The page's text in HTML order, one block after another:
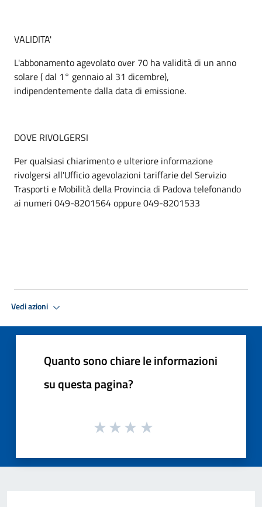
VALIDITA'
L'abbonamento agevolato over 70 ha validità di un anno
solare ( dal 1° gennaio al 31 dicembre),
indipendentemente dalla data di emissione.
DOVE RIVOLGERSI
Per qualsiasi chiarimento e ulteriore informazione
rivolgersi all'Ufficio agevolazioni tariffarie del Servizio
Trasporti e Mobilità della Provincia di Padova telefonando
ai numeri 049-8201564 oppure 049-8201533
Vedi azioni
Quanto sono chiare le informazioni
su questa pagina?